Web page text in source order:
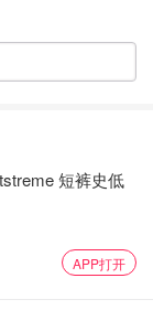
巨贵，而且至
选择困难症的
了3个晚上在
这两个地方
，亚洲人挺少，
短裤史低
APP打开